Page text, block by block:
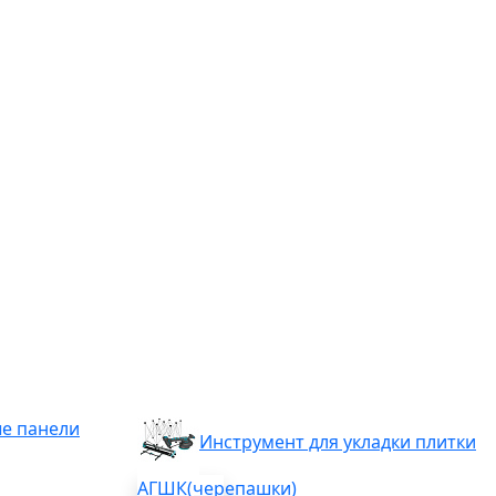
панели
Инструмент для укладки плитки
АГШК(черепашки)